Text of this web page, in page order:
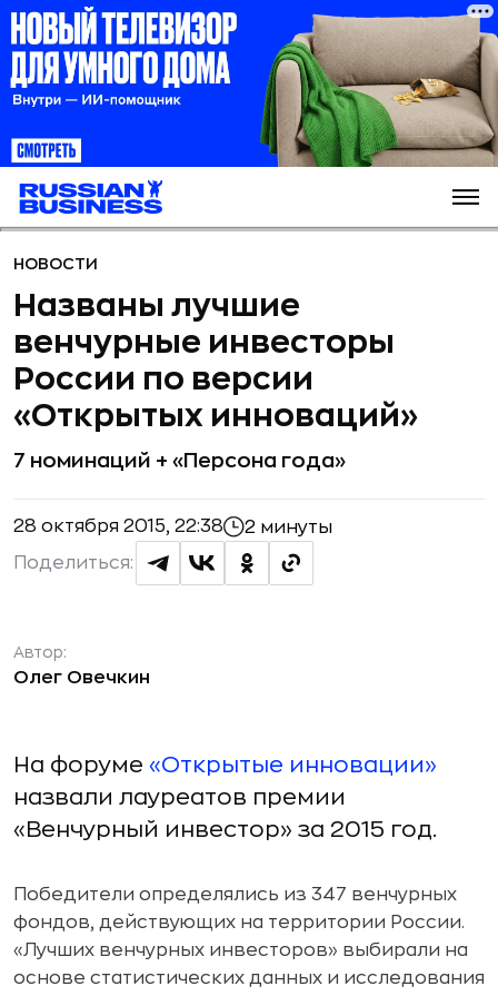
НОВОСТИ
Названы лучшие
венчурные инвесторы
России по версии
«Открытых инноваций»
7 номинаций + «Персона года»
28 октября 2015, 22:38 2 минуты
Поделиться:
Автор:
Олег Овечкин
На форуме «Открытые инновации»
назвали лауреатов премии
«Венчурный инвестор» за 2015 год.
Победители определялись из 347 венчурных
фондов, действующих на территории России.
«Лучших венчурных инвесторов» выбирали на
основе статистических данных и исследования